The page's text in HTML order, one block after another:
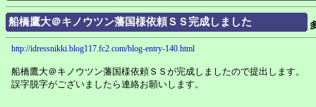
船橋鷹大＠キノウツン藩国様依頼ＳＳ完成しました
http://idressnikki.blog117.fc2.com/blog-entry-140.html
船橋鷹大＠キノウツン藩国様依頼ＳＳが完成しましたので提出します。
誤字脱字がございましたら連絡お願いします。